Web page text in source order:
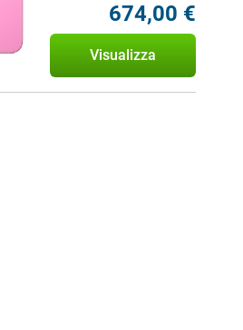
674,00 €
Visualizza